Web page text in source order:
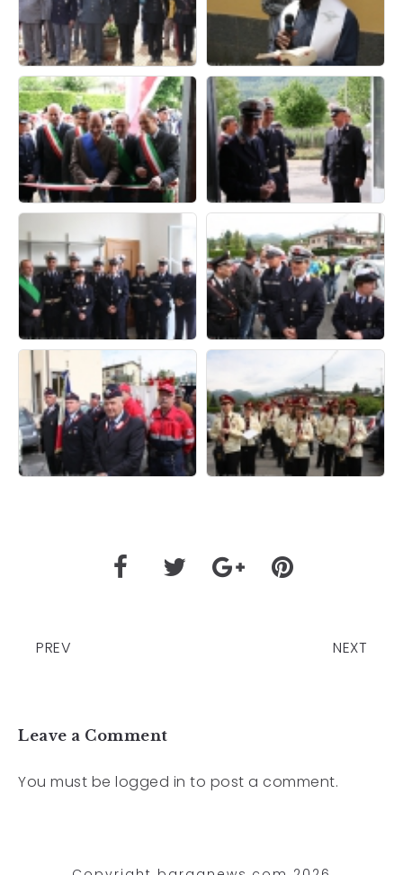
PREV NEXT
Leave a Comment
You must be logged in to post a comment.